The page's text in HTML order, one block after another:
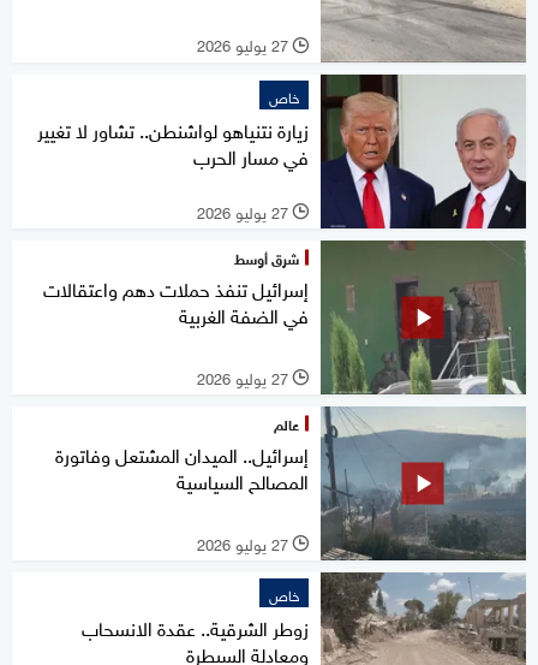
l 27 يوليو 2026
خاص
زيارة نتنياهو لواشنطن.. تشاور لا تغيير
في مسار الحرب
l 27 يوليو 2026
شرق أوسط
إسرائيل تنفذ حملات دهم واعتقالات
في الضفة الغربية
l 27 يوليو 2026
عالم
إسرائيل.. الميدان المشتعل وفاتورة
المصالح السياسية
l 27 يوليو 2026
خاص
زوطر الشرقية.. عقدة الانسحاب
ومعادلة السيطرة